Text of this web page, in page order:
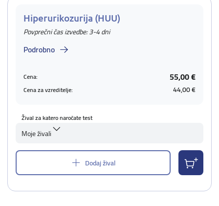
Hiperurikozurija (HUU)
Povprečni čas izvedbe: 3-4 dni
Podrobno
Cena: 55,00 €
Cena za vzreditelje: 44,00 €
Žival za katero naročate test
Moje živali
Dodaj žival